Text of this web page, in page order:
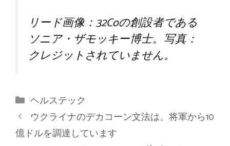
リード画像：32Coの創設者である
ソニア・ザモッキー博士。写真：
クレジットされていません。
カ
テ
ゴ
リ
ヘルステック
ウクライナのデカコーン文法は、将軍から10
億ドルを調達しています